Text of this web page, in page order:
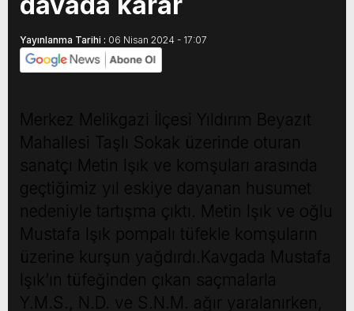
Yayınlanma Tarihi : 06 Nisan 2024 - 17:07
Merkez Melikgazi İlçesi Yıldırım Beyazıt
Mahallesi Taşlı Sokak üzerinde oturan
sanatçı Metin Işık ve komşuları arasında
geçtiğimiz yıl eskiye dayanan husumet
nedeniyle tartışma çıktı. Metin Işık ve oğlu
Mustafa Işık pompalı tüfekle komşuların
üzerine kurşun yağdırdı.Kavgada Mustafa
Işık’ın tüfeğinden çıkan saçmalarla
Y.M.S., N.D. ve S.N.M. ağır yaralanırken,